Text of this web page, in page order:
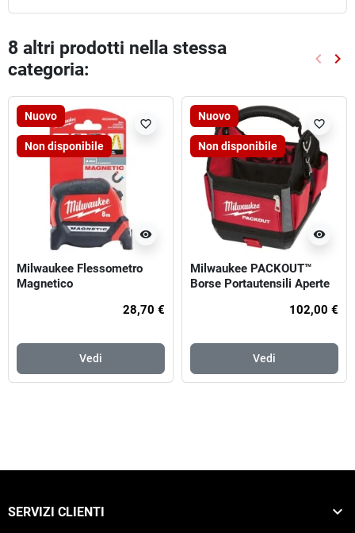
8 altri prodotti nella stessa
categoria:
keyboard_arrow_left keyboard_arrow_right
Nuovo
Non disponibile
visibility
favorite_border
Milwaukee Flessometro
Magnetico
28,70 €
Vedi
Nuovo
Non disponibile
visibility
favorite_border
Milwaukee PACKOUT™
Borse Portautensili Aperte
102,00 €
Vedi
SERVIZI CLIENTI 